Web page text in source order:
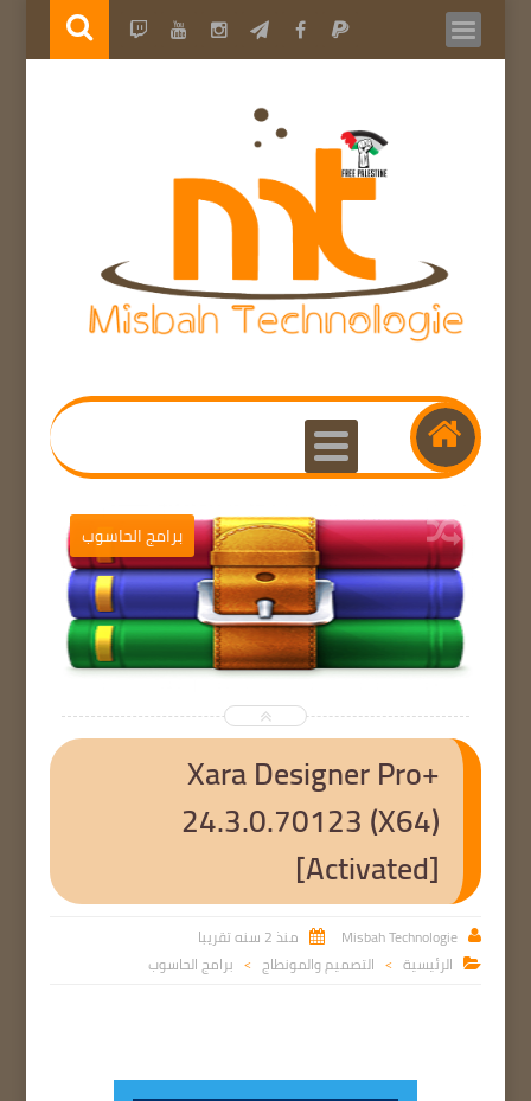
برامج الحاسوب
Xara Designer Pro+
24.3.0.70123 (X64)
[Activated]

Misbah Technologie
 منذ 2 سنه تقريبا
 الرئيسية > التصميم والمونطاج > برامج الحاسوب